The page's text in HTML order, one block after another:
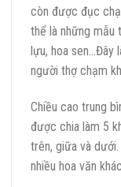
còn được đục
thể là những
lựu, hoa sen…Đây
người thợ chạm
Chiều cao trung
được chia làm 5
trên, giữa và
nhiều hoa văn